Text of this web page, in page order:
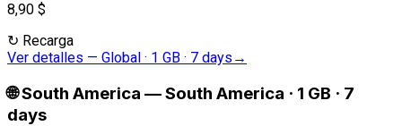
8,90 $
↻ Recarga
Ver detalles — Global · 1 GB · 7 days →
🌐South America —South America · 1 GB · 7
days